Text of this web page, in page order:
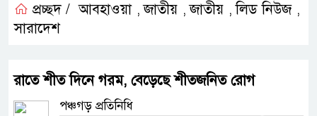
প্রচ্ছদ / আবহাওয়া ,জাতীয় ,জাতীয় ,লিড নিউজ ,
সারাদেশ
রাতে শীত দিনে গরম, বেড়েছে শীতজনিত রোগ
পঞ্চগড় প্রতিনিধি